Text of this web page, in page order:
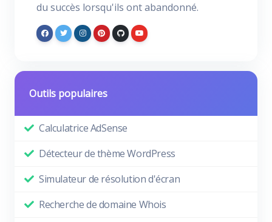
du succès lorsqu'ils ont abandonné.
Outils populaires
Calculatrice AdSense
Détecteur de thème WordPress
Simulateur de résolution d'écran
Recherche de domaine Whois